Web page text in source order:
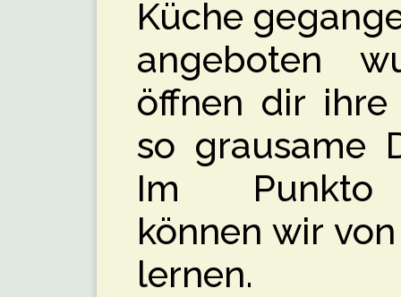
Küche
angeboten
öffnen dir ihre
so grausame
Im Punkto
können wir
lernen.